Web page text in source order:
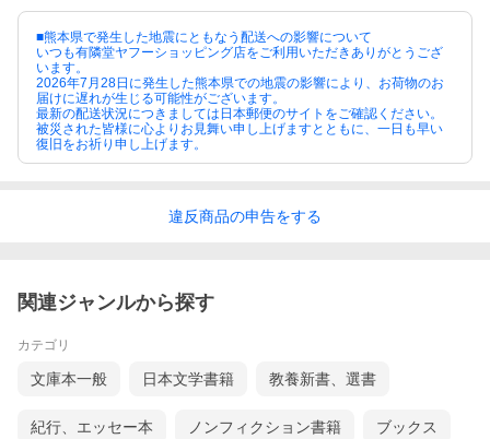
■熊本県で発生した地震にともなう配送への影響について
いつも有隣堂ヤフーショッピング店をご利用いただきありがとうござ
います。
2026年7月28日に発生した熊本県での地震の影響により、お荷物のお
届けに遅れが生じる可能性がございます。
最新の配送状況につきましては日本郵便のサイトをご確認ください。
被災された皆様に心よりお見舞い申し上げますとともに、一日も早い
復旧をお祈り申し上げます。
違反商品の申告をする
関連ジャンルから探す
カテゴリ
文庫本一般 日本文学書籍 教養新書、選書
紀行、エッセー本 ノンフィクション書籍 ブックス